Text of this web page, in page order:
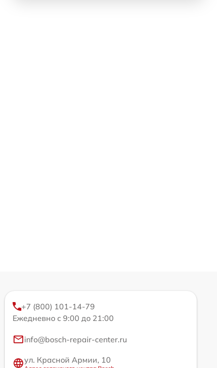
+7 (800) 101-14-79
Ежедневно с 9:00 до 21:00
info@bosch-repair-center.ru
ул. Красной Армии, 10